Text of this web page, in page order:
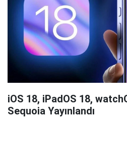
iOS 18, iPadOS 18,
Sequoia Yayınlandı